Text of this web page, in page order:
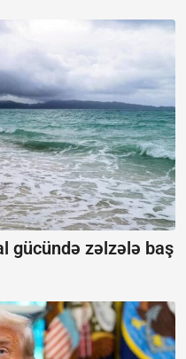
gücündə zəlzələ baş